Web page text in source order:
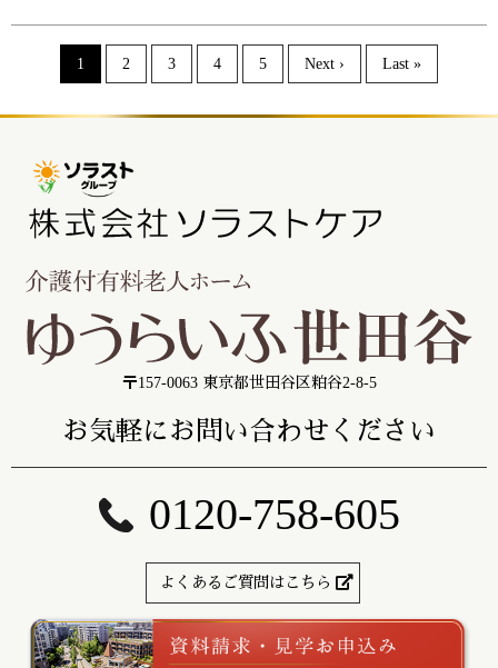
1 2 3 4 5 Next › Last »
〒157-0063 東京都世田谷区粕谷2-8-5
お気軽にお問い合わせください
0120-758-605
よくあるご質問はこちら